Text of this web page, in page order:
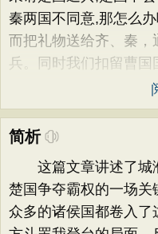
秦两国不同意,那怎么
而把礼物送给齐、秦
兵。同时我们扣留曹国
简析
这篇文章讲述了城
楚国争夺霸权的一场关
众多的诸侯国都卷入